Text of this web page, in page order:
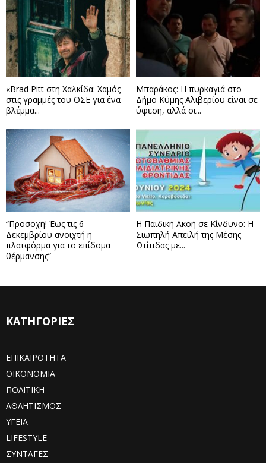
«Brad Pitt στη Χαλκίδα: Χαμός
στις γραμμές του ΟΣΕ για ένα
βλέμμα...
Μπαράκος: Η πυρκαγιά στο
Δήμο Κύμης Αλιβερίου είναι σε
ύφεση, αλλά οι...
“Προσοχή! Έως τις 6
Δεκεμβρίου ανοιχτή η
πλατφόρμα για το επίδομα
θέρμανσης”
Η Παιδική Ακοή σε Κίνδυνο: Η
Σιωπηλή Απειλή της Μέσης
Ωτίτιδας με...
ΚΑΤΗΓΟΡΙΕΣ
ΕΠΙΚΑΙΡΟΤΗΤΑ
ΟΙΚΟΝΟΜΙΑ
ΠΟΛΙΤΙΚΗ
ΑΘΛΗΤΙΣΜΟΣ
ΥΓΕΙΑ
LIFESTYLE
ΣΥΝΤΑΓΕΣ